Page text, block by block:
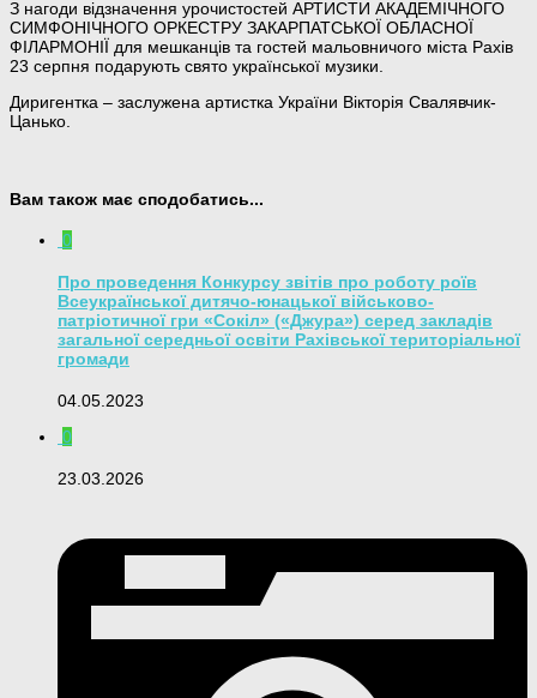
З нагоди відзначення урочистостей АРТИСТИ АКАДЕМІЧНОГО
СИМФОНІЧНОГО ОРКЕСТРУ ЗАКАРПАТСЬКОЇ ОБЛАСНОЇ
ФІЛАРМОНІЇ для мешканців та гостей мальовничого міста Рахів
23 серпня подарують свято української музики.
Диригентка – заслужена артистка України Вікторія Свалявчик-
Цанько.
Вам також має сподобатись...
0
Про проведення Конкурсу звітів про роботу роїв
Всеукраїнської дитячо-юнацької військово-
патріотичної гри «Сокіл» («Джура») серед закладів
загальної середньої освіти Рахівської територіальної
громади
04.05.2023
0
23.03.2026